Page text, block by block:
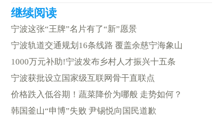
宁波这张“王牌”名片有了“新”愿景
宁波轨道交通规划16条线路 覆盖余慈宁海象山
1000万元补助!宁波发布乡村人才振兴十五条
宁波获批设立国家级互联网骨干直联点
价格跌入低谷期！蔬菜降价为哪般 走势如何？
韩国釜山“申博”失败 尹锡悦向国民道歉